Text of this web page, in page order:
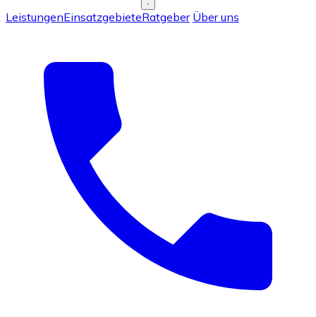
LeistungenEinsatzgebieteRatgeber Über uns